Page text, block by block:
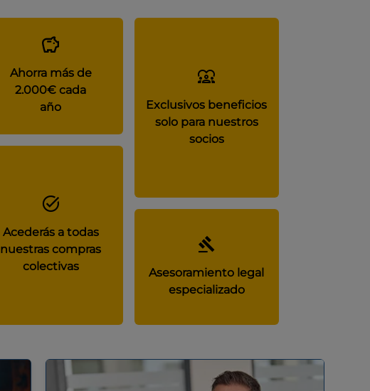
Ahorra más de
2.000€ cada
año
Exclusivos beneficios
solo para nuestros
socios
Acederás a todas
nuestras compras
colectivas
Asesoramiento legal
especializado